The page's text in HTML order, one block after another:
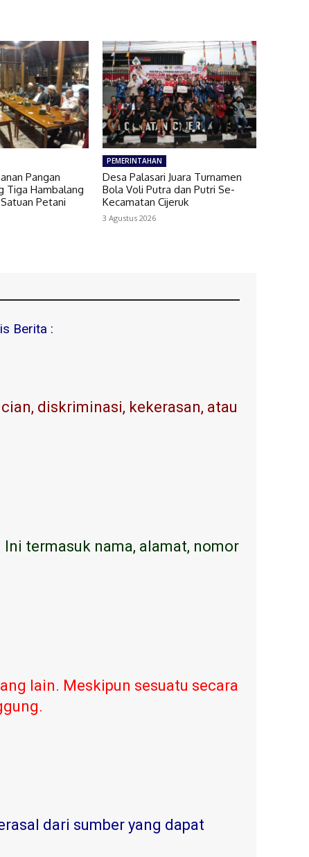
Pangan
Tiga Hambalang
Petani
PEMERINTAHAN
Desa Palasari Juara Turnamen
Bola Voli Putra dan Putri Se-
Kecamatan Cijeruk
3 Agustus 2026
Berita :
diskriminasi, kekerasan, atau
termasuk nama, alamat, nomor
lain. Meskipun sesuatu secara
dari sumber yang dapat